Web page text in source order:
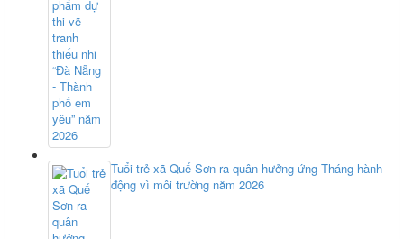
Tuổi trẻ xã Quế Sơn ra quân hưởng ứng Tháng hành
động vì môi trường năm 2026